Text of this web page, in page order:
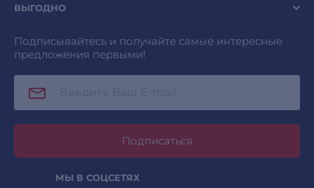
ВЫГОДНО
Подписывайтесь и получайте самые интересные
предложения первыми!
Подписаться
МЫ В СОЦСЕТЯХ